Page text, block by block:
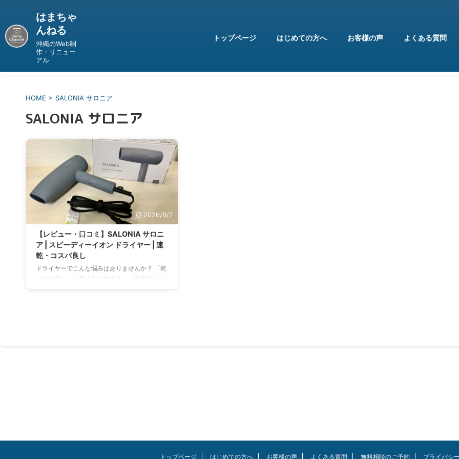
はまちゃ
んねる
沖縄のWeb制
作・リニュー
アル
トップページ はじめての方へ お客様の声 よくある質問
HOME > SALONIA サロニア
SALONIA サロニア
2026/8/7
【レビュー・口コミ】SALONIA サロニ
ア | スピーディーイオン ドライヤー | 速
乾・コスパ良し
ドライヤーでこんな悩みはありませんか？ 「乾
くのが遅い」「熱くなりすぎる」「乾燥ダメー
ジを抑えたい」コスパの良いドライヤーがほし
トップページ はじめての方へ お客様の声 よくある質問 無料相談のご予約 プライバシ